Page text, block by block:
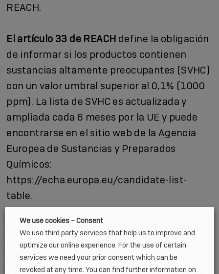
REACH.
El artículo 33 de REACH define la obligación
de informar si los productos contienen
sustancias altamente preocupantes (SVHC)
con un valor umbral superior al 0,1% (1000
ppm). La lista de SVHC es actualizada y
ampliada cada 6 meses por la UE y puede
encontrarse en el sitio web de la Agencia
Europea de Sustancias y Preparados
Químicos:
https://echa.europa.eu/candidate-list-
table.
Le aseguramos que, hasta donde sabemos y
según nuestras pruebas, la mayoría de
nuestros productos no superan el umbral
We use cookies – Consent
We use third party services that help us to improve and
optimize our online experience. For the use of certain
services we need your prior consent which can be
revoked at any time. You can find further information on